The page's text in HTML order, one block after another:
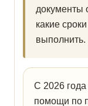
документы
какие
выполнить.
С 2026 года
помощи по